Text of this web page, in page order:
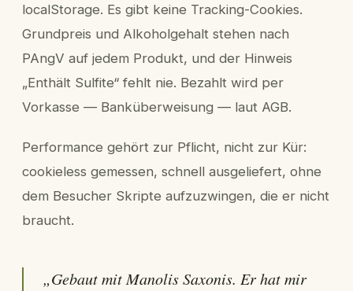
localStorage. Es gibt keine Tracking-Cookies.
Grundpreis und Alkoholgehalt stehen nach
PAngV auf jedem Produkt, und der Hinweis
„Enthält Sulfite“ fehlt nie. Bezahlt wird per
Vorkasse — Banküberweisung — laut AGB.
Performance gehört zur Pflicht, nicht zur Kür:
cookieless gemessen, schnell ausgeliefert, ohne
dem Besucher Skripte aufzuzwingen, die er nicht
braucht.
„Gebaut mit Manolis Saxonis. Er hat mir